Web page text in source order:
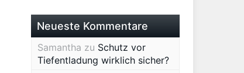
Neueste Kommentare
Samantha zu Schutz vor
Tiefentladung wirklich sicher?